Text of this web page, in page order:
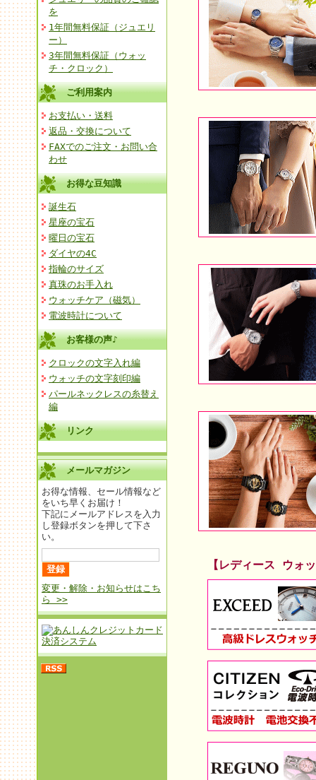
を
1年間無料保証（ジュエリ
ー）
3年間無料保証（ウォッ
チ・クロック）
ご利用案内
お支払い・送料
返品・交換について
FAXでのご注文・お問い合
わせ
お得な豆知識
誕生石
星座の宝石
曜日の宝石
ダイヤの4C
指輪のサイズ
真珠のお手入れ
ウォッチケア（磁気）
電波時計について
お客様の声♪
クロックの文字入れ編
ウォッチの文字刻印編
パールネックレスの糸替え
編
リンク
メールマガジン
お得な情報、セール情報など
をいち早くお届け！
下記にメールアドレスを入力
し登録ボタンを押して下さ
い。
変更・解除・お知らせはこち
ら >>
【レディース ウォ